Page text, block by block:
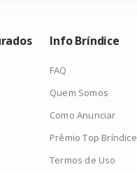
Info Bríndice
FAQ
Quem Somos
Como Anunciar
Prêmio Top Bríndice
Termos de Uso